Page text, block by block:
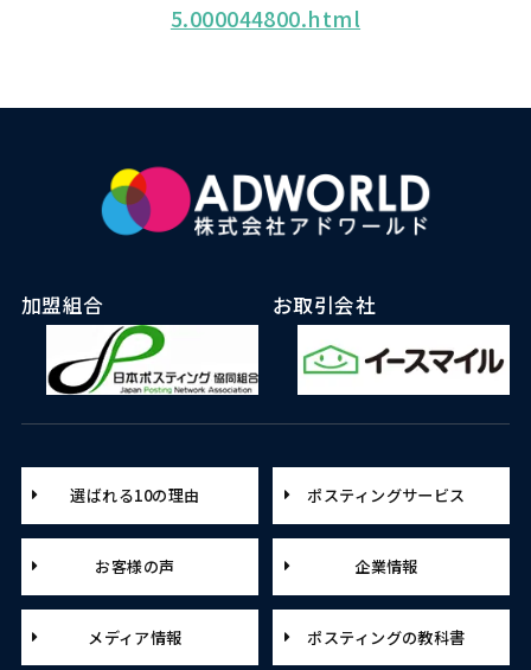
5.000044800.html
加盟組合 お取引会社
選ばれる10の理由 ポスティングサービス
お客様の声 企業情報
メディア情報 ポスティングの教科書